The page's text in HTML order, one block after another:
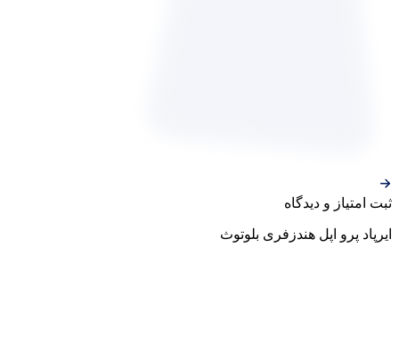
ثبت‌ امتیاز‌ و‌ دیدگاه
ایرپاد پرو اپل هندزفری بلوتوث